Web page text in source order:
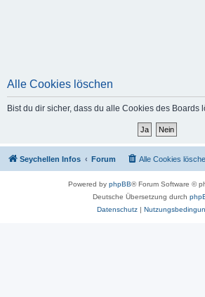
Alle Cookies löschen
Bist du dir sicher, dass du alle Cookies des Boards
Seychellen Infos Forum Alle Cookies
Powered by phpBB® Forum Software ©
Deutsche Übersetzung durch
Datenschutz|